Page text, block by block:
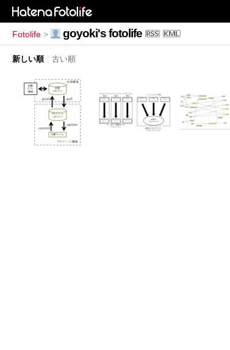
Fotolife > goyoki's fotolife
新しい順 古い順